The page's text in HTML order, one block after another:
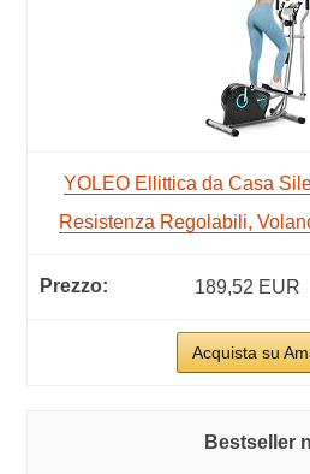
YOLEO Ellittica da Casa
Resistenza Regolabili,
189,52 EUR
Acquista su